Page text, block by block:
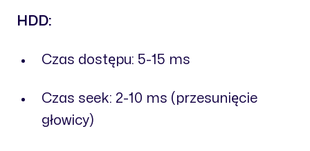
HDD:
Czas dostępu: 5-15 ms
Czas seek: 2-10 ms (przesunięcie
głowicy)